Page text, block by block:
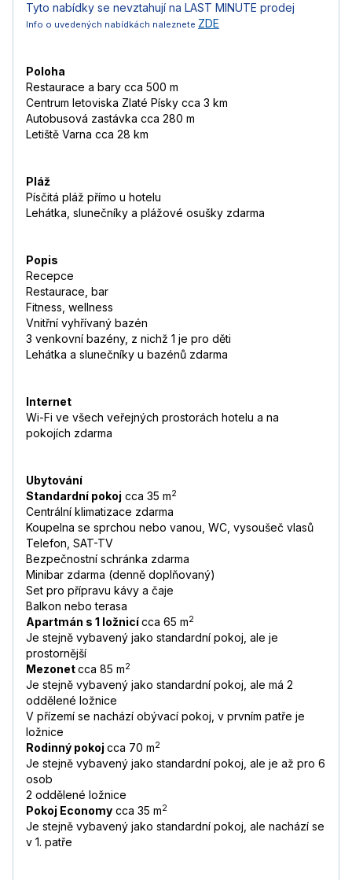
Tyto nabídky se nevztahují na LAST MINUTE prodej
Info o uvedených nabídkách naleznete ZDE
Poloha
Restaurace a bary cca 500 m
Centrum letoviska Zlaté Písky cca 3 km
Autobusová zastávka cca 280 m
Letiště Varna cca 28 km
Pláž
Písčitá pláž přímo u hotelu
Lehátka, slunečníky a plážové osušky zdarma
Popis
Recepce
Restaurace, bar
Fitness, wellness
Vnitřní vyhřívaný bazén
3 venkovní bazény, z nichž 1 je pro děti
Lehátka a slunečníky u bazénů zdarma
Internet
Wi-Fi ve všech veřejných prostorách hotelu a na
pokojích zdarma
Ubytování
Standardní pokoj cca 35 m2
Centrální klimatizace zdarma
Koupelna se sprchou nebo vanou, WC, vysoušeč vlasů
Telefon, SAT-TV
Bezpečnostní schránka zdarma
Minibar zdarma (denně doplňovaný)
Set pro přípravu kávy a čaje
Balkon nebo terasa
Apartmán s 1 ložnicícca 65 m2
Je stejně vybavený jako standardní pokoj, ale je
prostornější
Mezonetcca 85 m2
Je stejně vybavený jako standardní pokoj, ale má 2
oddělené ložnice
V přízemí se nachází obývací pokoj, v prvním patře je
ložnice
Rodinný pokoj cca 70 m2
Je stejně vybavený jako standardní pokoj, ale je až pro 6
osob
2 oddělené ložnice
Pokoj Economy cca 35 m2
Je stejně vybavený jako standardní pokoj, ale nachází se
v 1. patře